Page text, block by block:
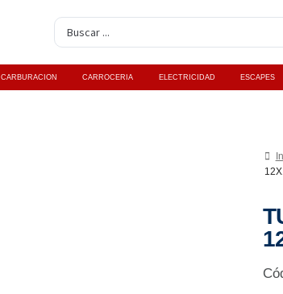
CARBURACION CARROCERIA ELECTRICIDAD ESCAPES